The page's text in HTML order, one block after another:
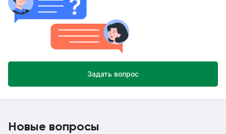
Задать вопрос
Новые вопросы